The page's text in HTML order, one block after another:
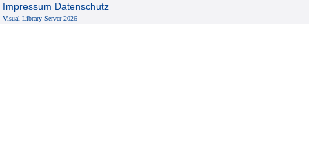
Impressum Datenschutz
Visual Library Server 2026